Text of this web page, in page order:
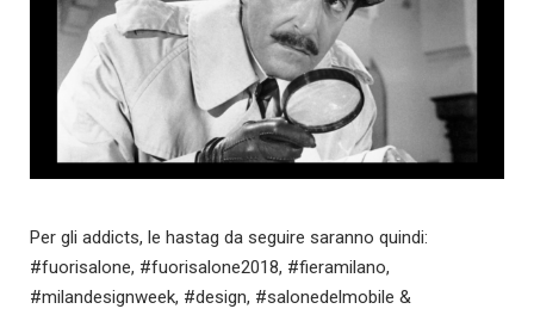
Per gli addicts, le hastag da seguire saranno quindi:
#fuorisalone, #fuorisalone2018, #fieramilano,
#milandesignweek, #design, #salonedelmobile &